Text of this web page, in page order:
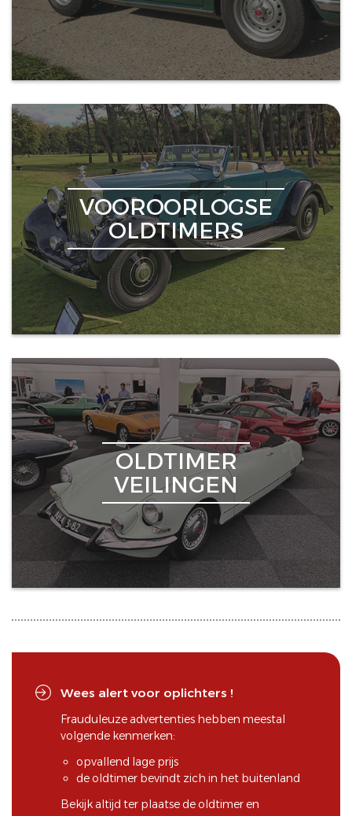
VOOROORLOGSE
OLDTIMERS
OLDTIMER
VEILINGEN
Wees alert voor oplichters !
Frauduleuze advertenties hebben meestal
volgende kenmerken:
opvallend lage prijs
de oldtimer bevindt zich in het buitenland
Bekijk altijd ter plaatse de oldtimer en